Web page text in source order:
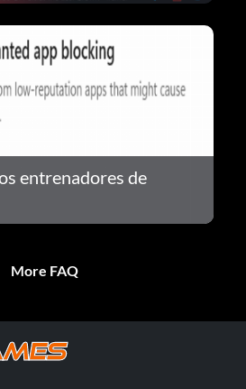
entrenadores de
More FAQ